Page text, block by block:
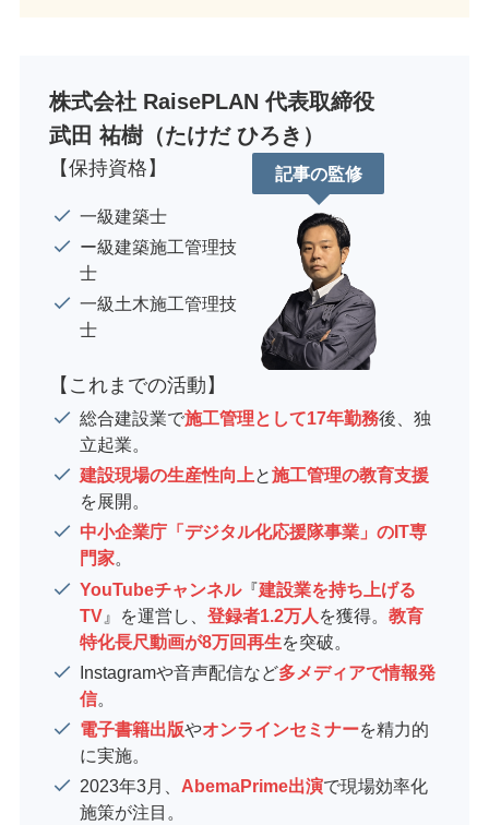
株式会社 RaisePLAN 代表取締役
武田 祐樹（たけだ ひろき）
【保持資格】
一級建築士
ー級建築施工管理技
士
一級土木施工管理技
士
記事の監修
【これまでの活動】
総合建設業で施工管理として17年勤務後、独
立起業。
建設現場の生産性向上と施工管理の教育支援
を展開。
中小企業庁「デジタル化応援隊事業」のIT専
門家。
YouTubeチャンネル『建設業を持ち上げる
TV 』を運営し、 登録者1.2万人 を獲得。 教育
特化長尺動画が8万回再生を突破。
Instagramや音声配信など多メディアで情報発
信
電子書籍出版やオンラインセミナーを精力的
に実施。
2023年3月、 AbemaPrime出演で現場効率化
施策が注目。